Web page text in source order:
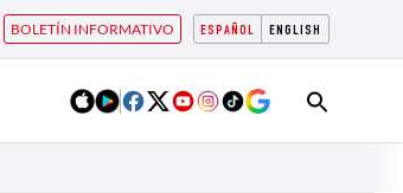
ESPAÑOL ENGLISH
BOLETÍN INFORMATIVO